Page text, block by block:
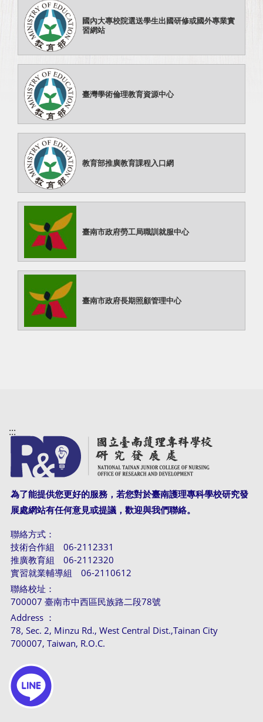
國內大專校院選送學生出國研修或國外專業實
習網站
臺灣學術倫理教育資源中心
教育部推廣教育課程入口網
臺南市政府勞工局職訓就服中心
臺南市政府長期照顧管理中心
:::
為了能提供您更好的服務，若您對於臺南護理專科學校研究發
展處網站有任何意見或提議，歡迎與我們聯絡。
聯絡方式：
技術合作組 06-2112331
推廣教育組 06-2112320
實習就業輔導組 06-2110612
聯絡校址：
700007 臺南市中西區民族路二段78號
Address ：
78, Sec. 2, Minzu Rd., West Central Dist.,Tainan City
700007, Taiwan, R.O.C.